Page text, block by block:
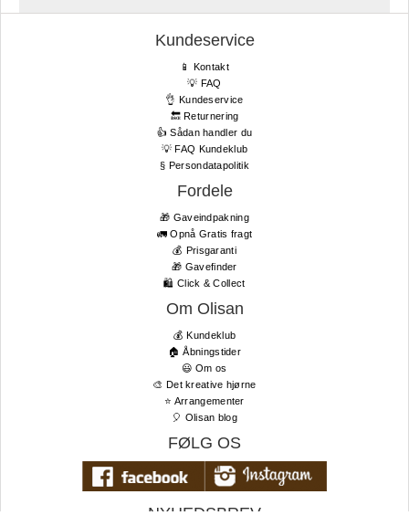
Kundeservice
📱 Kontakt
💡 FAQ
👌 Kundeservice
🔙 Returnering
👍 Sådan handler du
💡 FAQ Kundeklub
§ Persondatapolitik
Fordele
🎁 Gaveindpakning
🚛 Opnå Gratis fragt
💰 Prisgaranti
🎁 Gavefinder
🛍 Click & Collect
Om Olisan
💰 Kundeklub
🏠 Åbningstider
😃 Om os
🎨 Det kreative hjørne
⭐️ Arrangementer
🎈 Olisan blog
FØLG OS
NYHEDSBREV